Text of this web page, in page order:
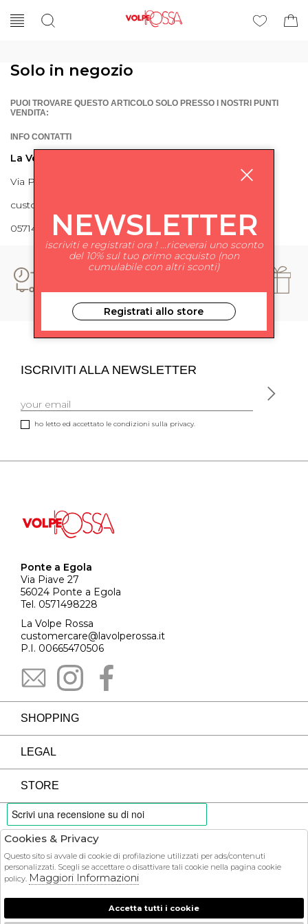
Solo in negozio
PUOI TROVARE QUESTO ARTICOLO SOLO PRESSO I NOSTRI PUNTI
VENDITA:
INFO CONTATTI
La Volpe Rossa
Via Piave 27 56024 Ponte a Egola
customercare@lavolperossa.it
0571498228
ISCRIVITI ALLA NEWSLETTER
ho letto ed accettato le condizioni sulla privacy.
Ponte a Egola
Via Piave 27
56024 Ponte a Egola
Tel. 0571498228
La Volpe Rossa
customercare@lavolperossa.it
P.I. 00665470506
SHOPPING
LEGAL
STORE
PAYMENTS
COURIER
NEWSLETTER
iscriviti e registrati ora ! ...riceverai uno sconto
del 10% sul tuo primo acquisto (non
cumulabile con altri sconti)
Registrati allo store
Cookies & Privacy
Questo sito si avvale di cookie di profilazione utilizzati per ads/contenuti
personalizzati. Scegli se accettare o disattivare tali cookie nella pagina cookie
policy. Maggiori Informazioni
Accetta tutti i cookie